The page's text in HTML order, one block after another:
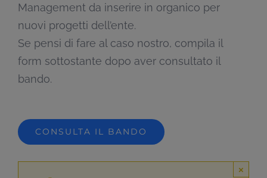
Management da inserire in organico per
nuovi progetti dell’ente.
Se pensi di fare al caso nostro, compila il
form sottostante dopo aver consultato il
bando.
CONSULTA IL BANDO
×